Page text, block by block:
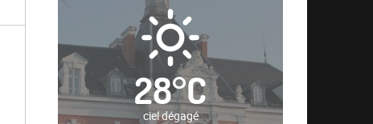
28°C
ciel dégagé